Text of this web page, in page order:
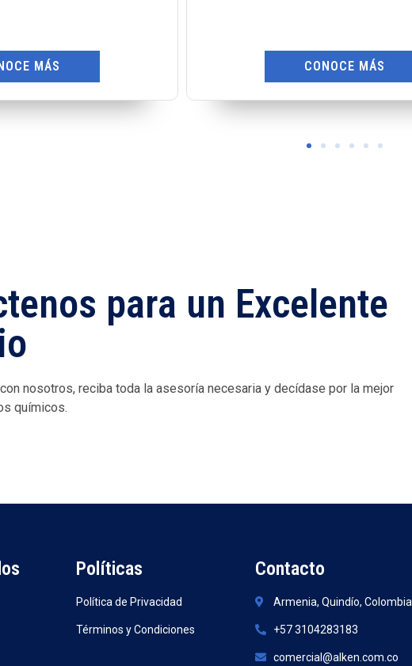
CONOCE MÁS CONOCE MÁS
para un Excelente
nosotros, reciba toda la asesoría necesaria y decídase por la mejor
químicos.
Políticas
Política de Privacidad
Términos y Condiciones
Contacto
Armenia, Quindío, Colombia
+57 3104283183
comercial@alken.com.co